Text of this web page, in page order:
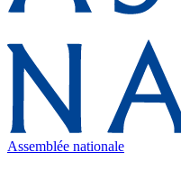
Assemblée nationale